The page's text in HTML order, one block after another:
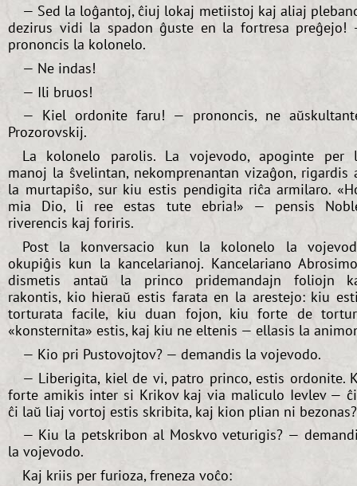
— Sed la loĝantoj, ĉiuj lokaj metiistoj kaj aliaj
dezirus vidi la spadon ĝuste en la fortresa preĝejo!
prononcis la kolonelo.
— Ne indas!
— Ili bruos!
— Kiel ordonite faru! — prononcis, ne
Prozorovskij.
La kolonelo parolis. La vojevodo, apoginte per
manoj la ŝvelintan, nekomprenantan vizaĝon, rigardis
la murtapiŝo, sur kiu estis pendigita riĉa armilaro.
mia Dio, li ree estas tute ebria!» — pensis
riverencis kaj foriris.
Post la konversacio kun la kolonelo la
okupiĝis kun la kancelarianoj. Kancelariano
dismetis antaŭ la princo pridemandajn foliojn
rakontis, kio hieraŭ estis farata en la arestejo: kiu
torturata facile, kiu duan fojon, kiu forte de
«konsternita» estis, kaj kiu ne eltenis — ellasis la
— Kio pri Pustovojtov? — demandis la vojevodo.
— Liberigita, kiel de vi, patro princo, estis ordonite.
forte amikis inter si Krikov kaj via maliculo Ievlev —
ĉi laŭ liaj vortoj estis skribita, kaj kion plian ni bezonas?
— Kiu la petskribon al Moskvo veturigis? —
la vojevodo.
Kaj kriis per furioza, freneza voĉo: